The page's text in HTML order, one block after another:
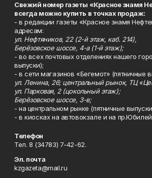
Свежий номер газеты «Красное знамя
всегда можно купить в точках продаж:
- в редакции газеты «Красное знамя
адресам:
ул. Нефтяников, 22 (2-й этаж, каб. 214),
Берёзовское шоссе, 4-а (1-й этаж);
- во всех почтовых отделениях нашего
выпуски);
- в сети магазинов «Бегемот» (пятничные
ул. Ленина, 26; центральный рынок, ТЦ
ул. Парковая, 2 (цокольный этаж);
Берёзовское шоссе, 3-в;
- на центральном рынке (пятничные
- в киосках на автовокзале и на
Телефон
Тел. 8 (34783) 7-42-62.
Эл. почта
kzgazeta@mail.ru